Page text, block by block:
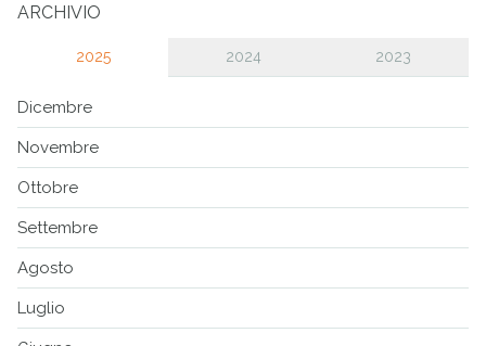
ARCHIVIO
2025 2024 2023
Dicembre
Novembre
Ottobre
Settembre
Agosto
Luglio